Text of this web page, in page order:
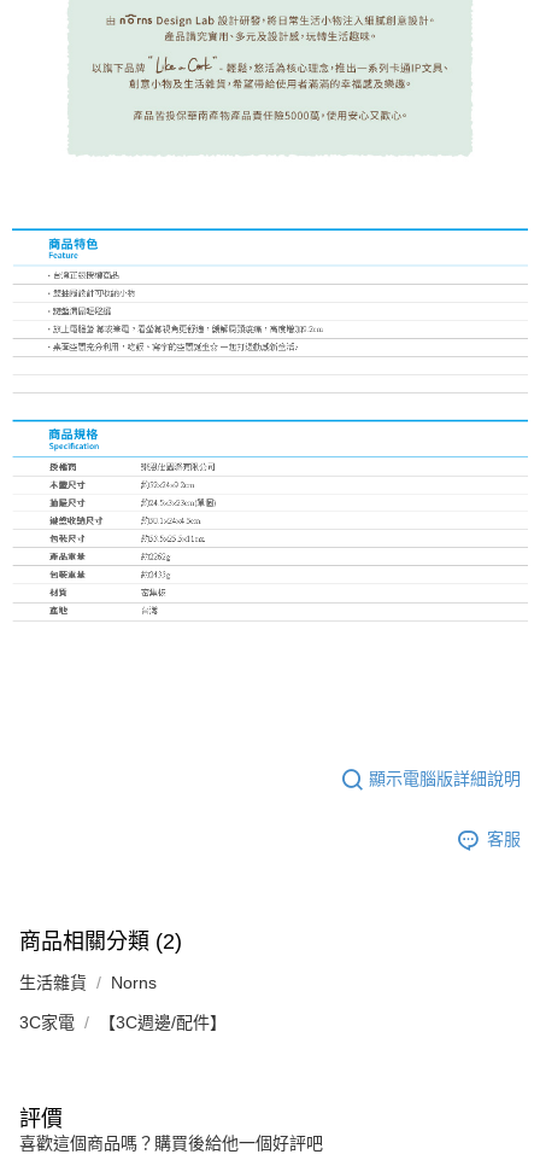
顯示電腦版詳細說明
客服
商品相關分類 (2)
生活雜貨 Norns
3C家電 【3C週邊/配件】
評價
喜歡這個商品嗎？購買後給他一個好評吧